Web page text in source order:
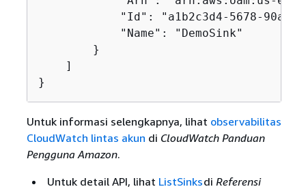
"Id": "a1b2c3d4-5678-90ab-
            "Name": "DemoSink"
        }
    ]
}
Untuk informasi selengkapnya, lihat observabilitas
CloudWatch lintas akun di CloudWatch Panduan
Pengguna Amazon.
Untuk detail API, lihat ListSinksdi Referensi